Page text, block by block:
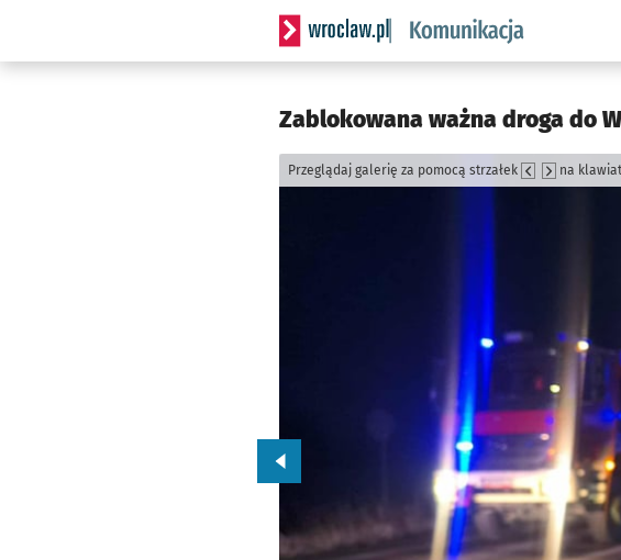
Serwis informacyjny wroclaw.pl podserwis:
Zablokowana ważna droga do
Przeglądaj galerię za pomocą strzałek na
Przejdź do poprzedniego zdjęcia.